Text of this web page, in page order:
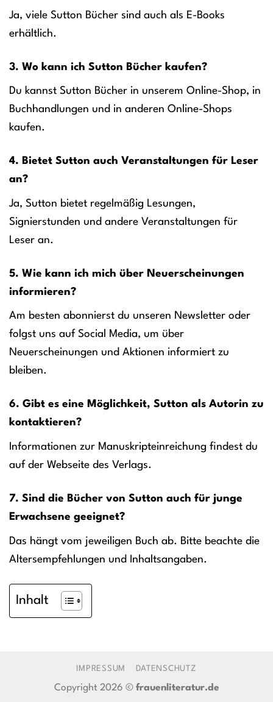
Ja, viele Sutton Bücher sind auch als E-Books
erhältlich.
3. Wo kann ich Sutton Bücher kaufen?
Du kannst Sutton Bücher in unserem Online-Shop, in
Buchhandlungen und in anderen Online-Shops
kaufen.
4. Bietet Sutton auch Veranstaltungen für Leser
an?
Ja, Sutton bietet regelmäßig Lesungen,
Signierstunden und andere Veranstaltungen für
Leser an.
5. Wie kann ich mich über Neuerscheinungen
informieren?
Am besten abonnierst du unseren Newsletter oder
folgst uns auf Social Media, um über
Neuerscheinungen und Aktionen informiert zu
bleiben.
6. Gibt es eine Möglichkeit, Sutton als Autorin zu
kontaktieren?
Informationen zur Manuskripteinreichung findest du
auf der Webseite des Verlags.
7. Sind die Bücher von Sutton auch für junge
Erwachsene geeignet?
Das hängt vom jeweiligen Buch ab. Bitte beachte die
Altersempfehlungen und Inhaltsangaben.
Inhalt
IMPRESSUM DATENSCHUTZ
Copyright 2026 © frauenliteratur.de